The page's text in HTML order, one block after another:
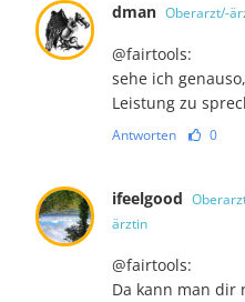
dman Oberarzt/-
@fairtools:
sehe ich
Leistung zu
Antworten 0
ifeelgood
ärztin
@fairtools:
Da kann man dir